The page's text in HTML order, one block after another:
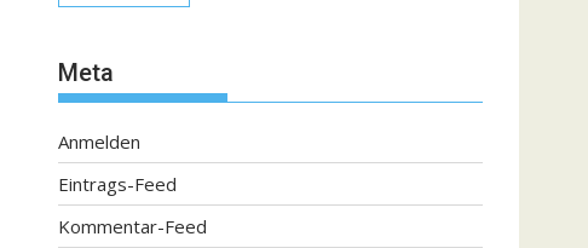
Meta
Anmelden
Eintrags-Feed
Kommentar-Feed